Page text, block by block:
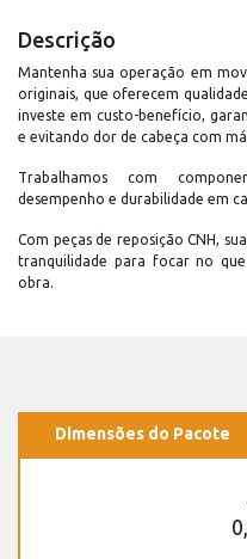
Descrição
Mantenha sua operação em
originais, que oferecem
investe em custo-benefício,
e evitando dor de cabeça com
Trabalhamos com
desempenho e durabilidade em
Com peças de reposição CNH,
tranquilidade para focar no
obra.
Dimensões do Pacote